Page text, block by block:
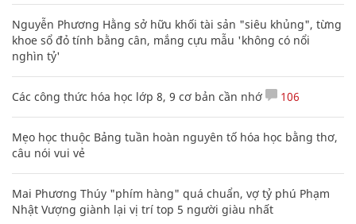
Nguyễn Phương Hằng sở hữu khối tài sản "siêu khủng", từng
khoe sổ đỏ tính bằng cân, mắng cựu mẫu 'không có nổi
nghìn tỷ'
Các công thức hóa học lớp 8, 9 cơ bản cần nhớ 106
Mẹo học thuộc Bảng tuần hoàn nguyên tố hóa học bằng thơ,
câu nói vui vẻ
Mai Phương Thúy "phím hàng" quá chuẩn, vợ tỷ phú Phạm
Nhật Vượng giành lại vị trí top 5 người giàu nhất